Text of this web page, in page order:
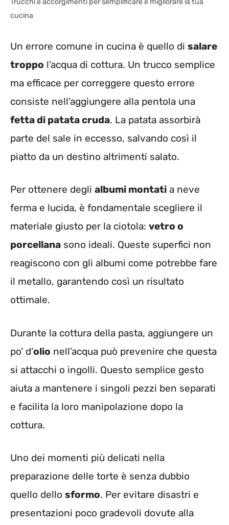
Trucchi e accorgimenti per semplificare e migliorare la tua
cucina
Un errore comune in cucina è quello di salare
troppo l’acqua di cottura. Un trucco semplice
ma efficace per correggere questo errore
consiste nell’aggiungere alla pentola una
fetta di patata cruda. La patata assorbirà
parte del sale in eccesso, salvando così il
piatto da un destino altrimenti salato.
Per ottenere degli albumi montati a neve
ferma e lucida, è fondamentale scegliere il
materiale giusto per la ciotola: vetro o
porcellana sono ideali. Queste superfici non
reagiscono con gli albumi come potrebbe fare
il metallo, garantendo così un risultato
ottimale.
Durante la cottura della pasta, aggiungere un
po’ d’olio nell’acqua può prevenire che questa
si attacchi o ingolli. Questo semplice gesto
aiuta a mantenere i singoli pezzi ben separati
e facilita la loro manipolazione dopo la
cottura.
Uno dei momenti più delicati nella
preparazione delle torte è senza dubbio
quello dello sformo. Per evitare disastri e
presentazioni poco gradevoli dovute alla